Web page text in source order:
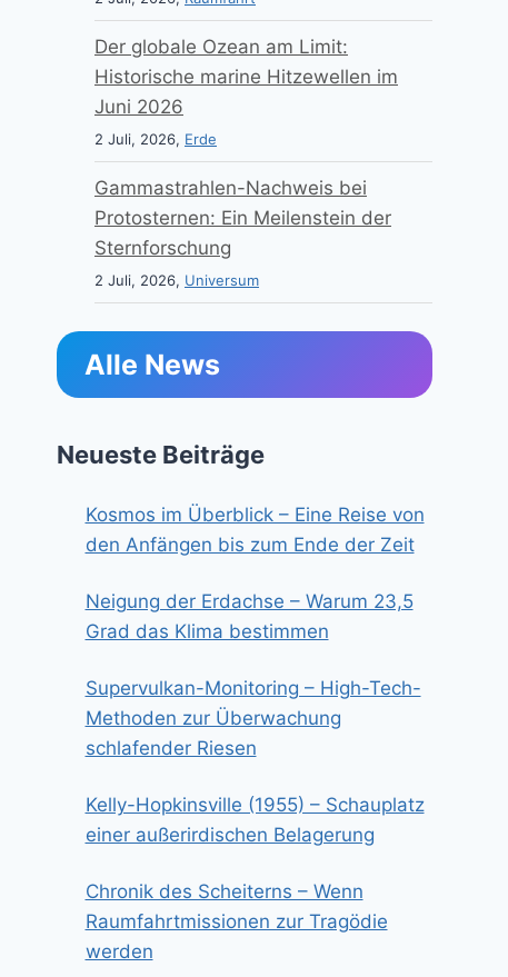
Der globale Ozean am Limit:
Historische marine Hitzewellen im
Juni 2026
2 Juli, 2026, Erde
Gammastrahlen-Nachweis bei
Protosternen: Ein Meilenstein der
Sternforschung
2 Juli, 2026, Universum
Alle News
Neueste Beiträge
Kosmos im Überblick – Eine Reise von
den Anfängen bis zum Ende der Zeit
Neigung der Erdachse – Warum 23,5
Grad das Klima bestimmen
Supervulkan-Monitoring – High-Tech-
Methoden zur Überwachung
schlafender Riesen
Kelly-Hopkinsville (1955) – Schauplatz
einer außerirdischen Belagerung
Chronik des Scheiterns – Wenn
Raumfahrtmissionen zur Tragödie
werden